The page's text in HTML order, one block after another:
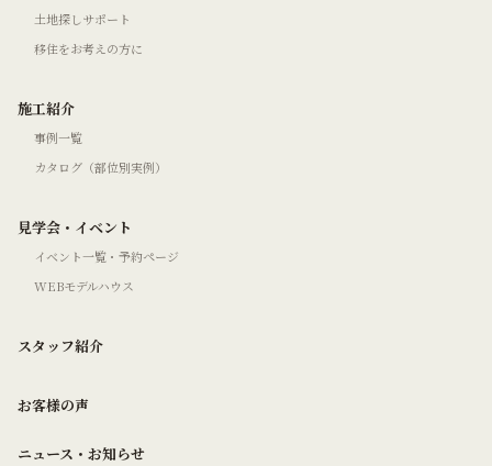
土地探しサポート
移住をお考えの方に
施工紹介
事例一覧
カタログ（部位別実例）
見学会・イベント
イベント一覧・予約ページ
WEBモデルハウス
スタッフ紹介
お客様の声
ニュース・お知らせ